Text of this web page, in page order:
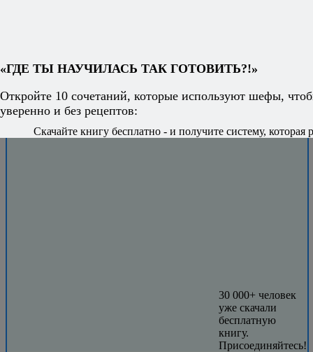
30 000+ человек
уже скачали
бесплатную
книгу.
Присоединяйтесь!
«ГДЕ ТЫ НАУЧИЛАСЬ ТАК ГОТОВИТЬ?!»
Откройте 10 сочетаний, которые используют шефы,
уверенно и без рецептов:
Скачайте книгу бесплатно - и получите систему, которая